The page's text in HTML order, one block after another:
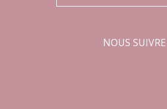
NOUS SUIVRE